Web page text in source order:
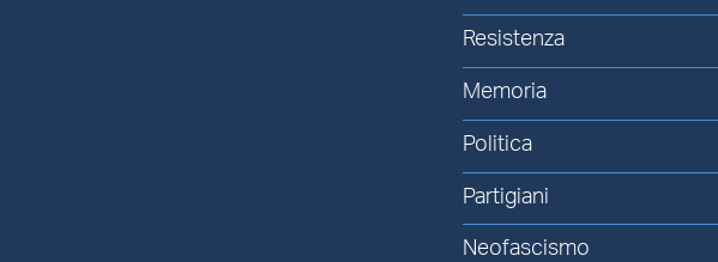
Resistenza
Memoria
Politica
Partigiani
Neofascismo